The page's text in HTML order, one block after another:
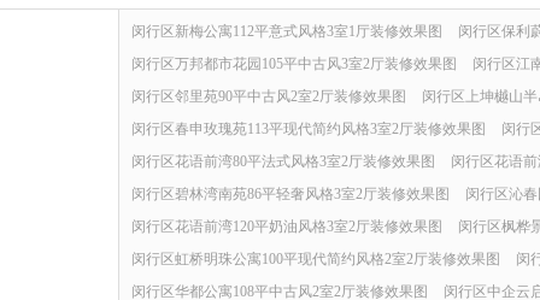
闵行区新梅公寓112平意式风格3室1厅装修效果图
闵行区保利
闵行区万邦都市花园105平中古风3室2厅装修效果图
闵行区江
闵行区邻里苑90平中古风2室2厅装修效果图
闵行区上坤樾山
闵行区春申玫瑰苑113平现代简约风格3室2厅装修效果图
闵行
闵行区花语前湾80平法式风格3室2厅装修效果图
闵行区花语
闵行区碧林湾南苑86平轻奢风格3室2厅装修效果图
闵行区沁
闵行区花语前湾120平奶油风格3室2厅装修效果图
闵行区枫桦
闵行区虹桥明珠公寓100平现代简约风格2室2厅装修效果图
闵
闵行区华都公寓108平中古风2室2厅装修效果图
闵行区中企云